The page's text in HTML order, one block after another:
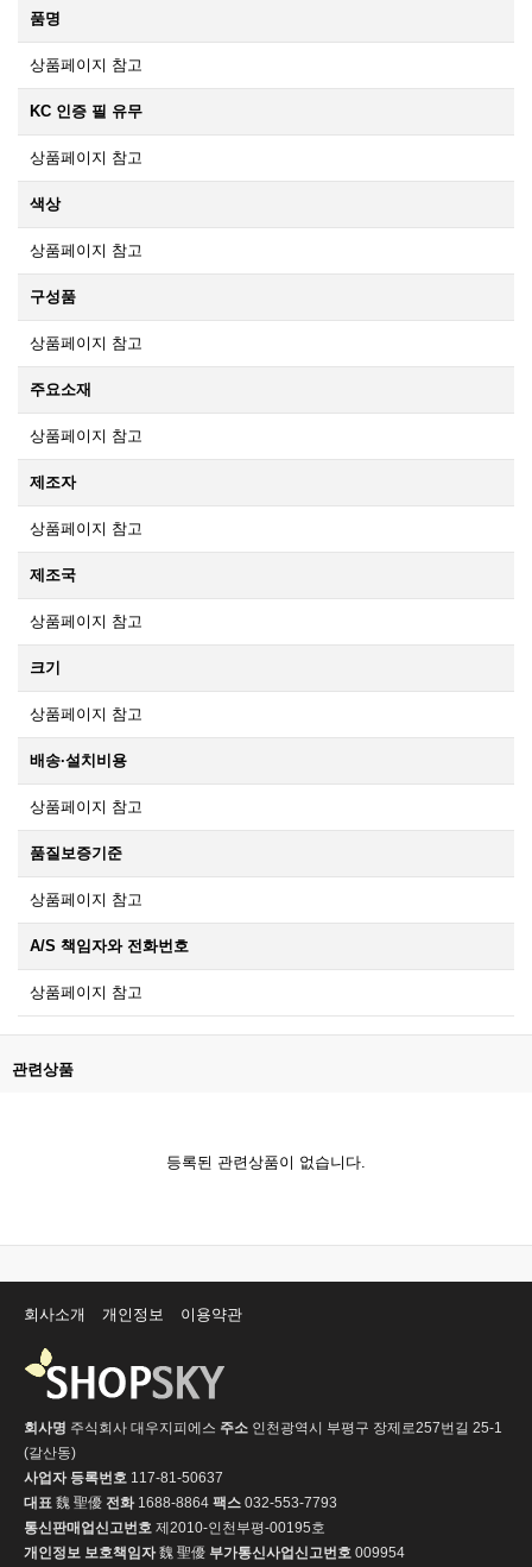
품명
상품페이지 참고
KC 인증 필 유무
상품페이지 참고
색상
상품페이지 참고
구성품
상품페이지 참고
주요소재
상품페이지 참고
제조자
상품페이지 참고
제조국
상품페이지 참고
크기
상품페이지 참고
배송·설치비용
상품페이지 참고
품질보증기준
상품페이지 참고
A/S 책임자와 전화번호
상품페이지 참고
관련상품
등록된 관련상품이 없습니다.
회사소개 개인정보 이용약관
회사명 주식회사 대우지피에스 주소 인천광역시 부평구 장제로257번길 25-1
(갈산동)
사업자 등록번호 117-81-50637
대표 魏 聖優 전화1688-8864 팩스 032-553-7793
통신판매업신고번호 제2010-인천부평-00195호
개인정보 보호책임자魏 聖優 부가통신사업신고번호 009954